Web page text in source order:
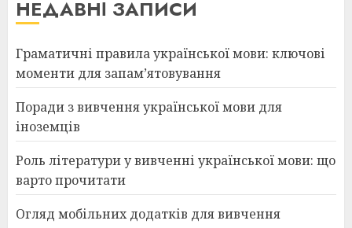
НЕДАВНІ ЗАПИСИ
Граматичні правила української мови: ключові
моменти для запам’ятовування
Поради з вивчення української мови для
іноземців
Роль літератури у вивченні української мови: що
варто прочитати
Огляд мобільних додатків для вивчення